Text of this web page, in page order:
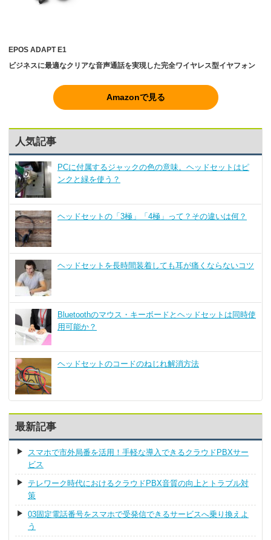
EPOS ADAPT E1
ビジネスに最適なクリアな音声通話を実現した完全ワイヤレス型イヤフォン
Amazonで見る
人気記事
PCに付属するジャックの色の意味。ヘッドセットはピ
ンクと緑を使う？
ヘッドセットの「3極」「4極」って？その違いは何？
ヘッドセットを長時間装着しても耳が痛くならないコツ
Bluetoothのマウス・キーボードとヘッドセットは同時使
用可能か？
ヘッドセットのコードのねじれ解消方法
最新記事
スマホで市外局番を活用！手軽な導入できるクラウドPBXサー
ビス
テレワーク時代におけるクラウドPBX音質の向上とトラブル対
策
03固定電話番号をスマホで受発信できるサービスへ乗り換えよ
う